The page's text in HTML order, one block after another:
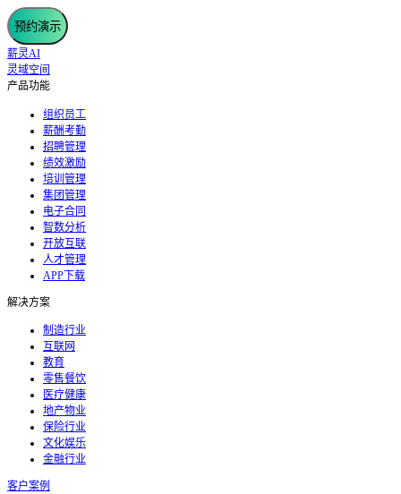
预约演示
薪灵AI
灵域空间
产品功能
组织员工
薪酬考勤
招聘管理
绩效激励
培训管理
集团管理
电子合同
智数分析
开放互联
人才管理
APP下载
解决方案
制造行业
互联网
教育
零售餐饮
医疗健康
地产物业
保险行业
文化娱乐
金融行业
客户案例